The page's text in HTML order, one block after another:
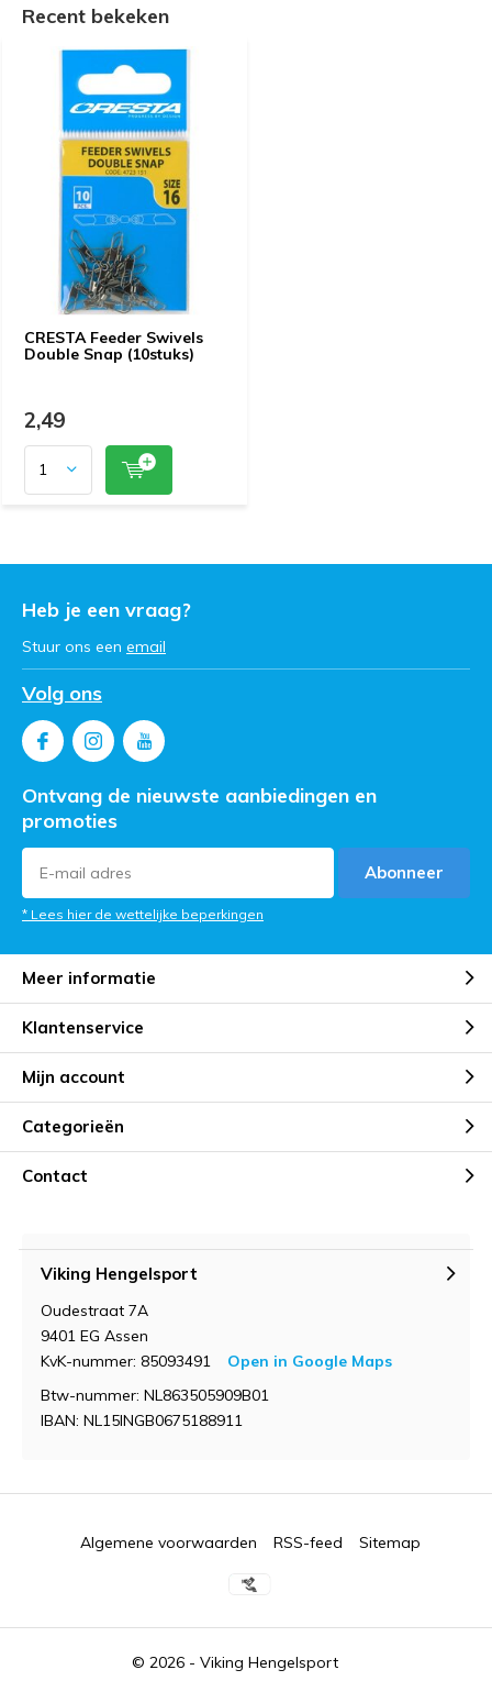
Recent bekeken
CRESTA Feeder Swivels
Double Snap (10stuks)
2,49
Heb je een vraag?
Stuur ons een email
Volg ons
Ontvang de nieuwste aanbiedingen en
promoties
Abonneer
* Lees hier de wettelijke beperkingen
Meer informatie
Klantenservice
Mijn account
Categorieën
Contact
Viking Hengelsport
Oudestraat 7A
9401 EG Assen
KvK-nummer: 85093491
Open in Google Maps
Btw-nummer: NL863505909B01
IBAN: NL15INGB0675188911
© 2026 - Viking Hengelsport
Algemene voorwaarden RSS-feed Sitemap